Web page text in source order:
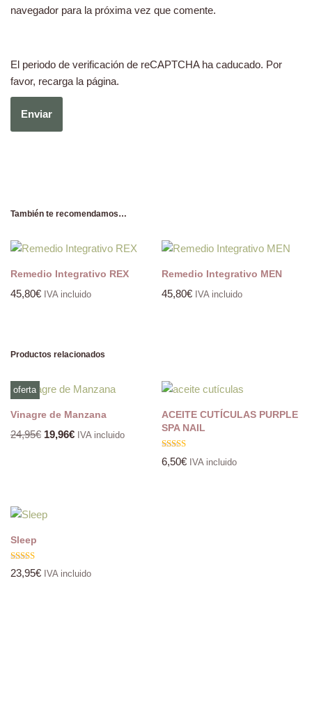
navegador para la próxima vez que comente.
El periodo de verificación de reCAPTCHA ha caducado. Por
favor, recarga la página.
También te recomendamos…
Remedio Integrativo REX
45,80€ IVA incluido
Remedio Integrativo MEN
45,80€ IVA incluido
Productos relacionados
oferta
Vinagre de Manzana
24,95€ 19,96€ IVA incluido
ACEITE CUTÍCULAS PURPLE
SPA NAIL
Valorado
con
6,50€ IVA incluido
Sleep
Valorado
con
23,95€ IVA incluido